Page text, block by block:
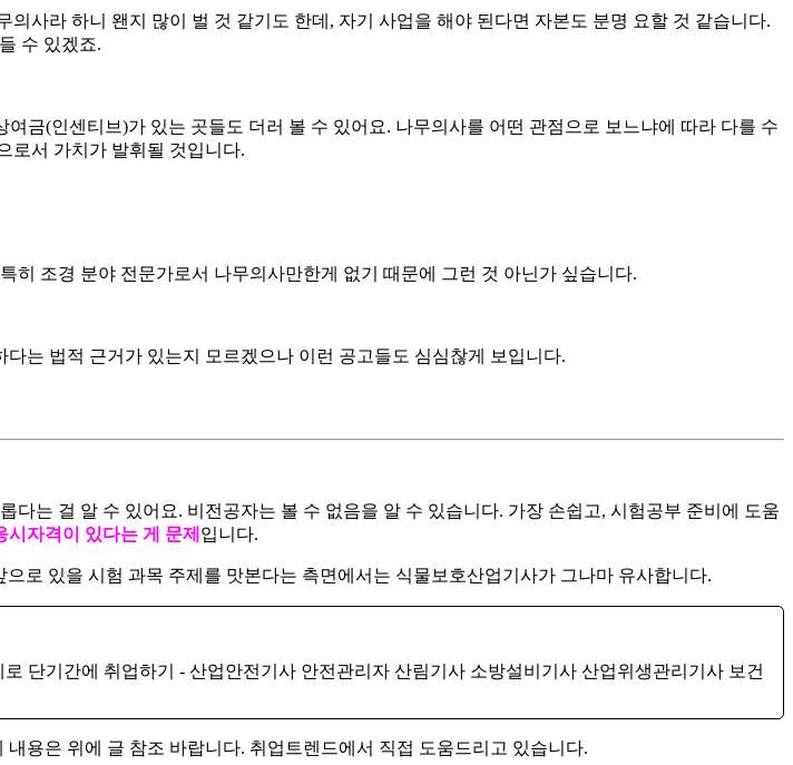
사라 하니 왠지 많이 벌 것 같기도 한데, 자기 사업을 해야 된다면 자본도 분명 요할 것 같습니다.
수 있겠죠.
금(인센티브)가 있는 곳들도 더러 볼 수 있어요. 나무의사를 어떤 관점으로 보느냐에 따라 다를 수
로서 가치가 발휘될 것입니다.
조경 분야 전문가로서 나무의사만한게 없기 때문에 그런 것 아닌가 싶습니다.
는 법적 근거가 있는지 모르겠으나 이런 공고들도 심심찮게 보입니다.
는 걸 알 수 있어요. 비전공자는 볼 수 없음을 알 수 있습니다. 가장 손쉽고, 시험공부 준비에 도움
자격이 있다는 게 문제 입니다.
로 있을 시험 과목 주제를 맛본다는 측면에서는 식물보호산업기사가 그나마 유사합니다.
단기간에 취업하기 - 산업안전기사 안전관리자 산림기사 소방설비기사 산업위생관리기사 보건
용은 위에 글 참조 바랍니다. 취업트렌드에서 직접 도움드리고 있습니다.